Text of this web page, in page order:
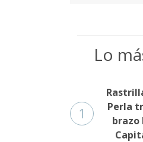
Lo
1
Perla
brazo